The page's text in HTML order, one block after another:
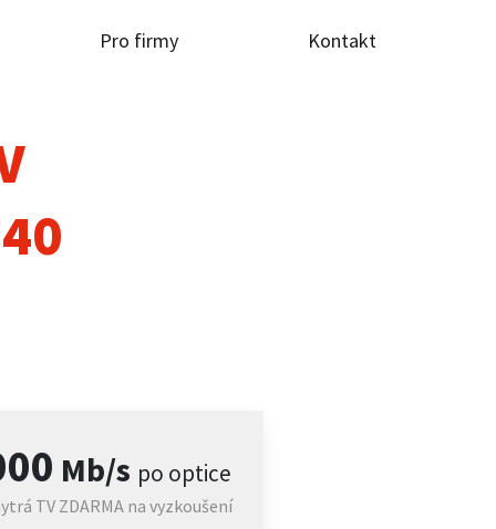
Pro firmy Kontakt
Mb/s po optice
TV ZDARMA na vyzkoušení